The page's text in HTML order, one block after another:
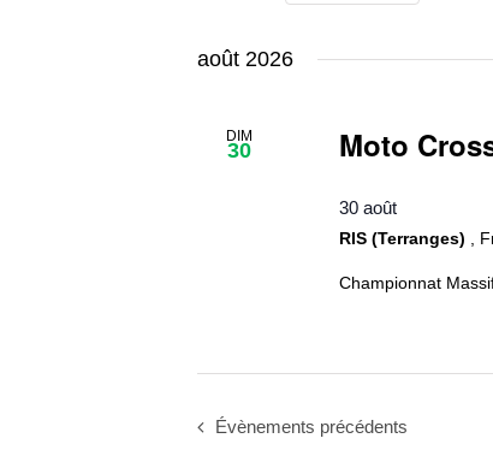
une
août 2026
DIM
30 Moto
30 août
RIS (Terranges) ,
Championnat
Évènements précédents